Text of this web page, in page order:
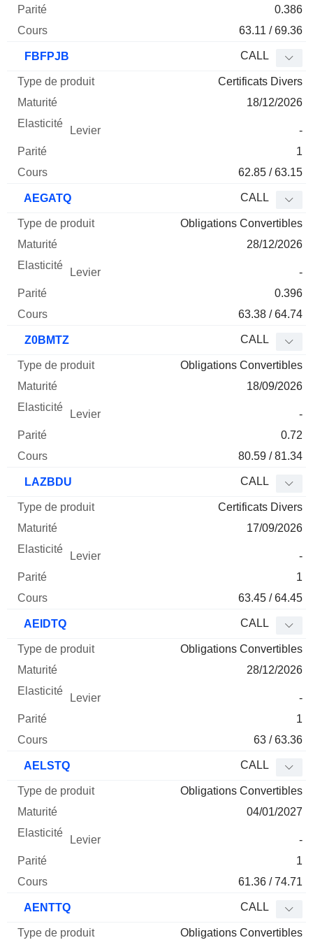
0.386
63.11 / 69.36
FBFPJB CALL
Certificats Divers
18/12/2026
-
1
62.85 / 63.15
AEGATQ CALL
Obligations Convertibles
28/12/2026
-
0.396
63.38 / 64.74
Z0BMTZ CALL
Obligations Convertibles
18/09/2026
-
0.72
80.59 / 81.34
LAZBDU CALL
Certificats Divers
17/09/2026
-
1
63.45 / 64.45
AEIDTQ CALL
Obligations Convertibles
28/12/2026
-
1
63 / 63.36
AELSTQ CALL
Obligations Convertibles
04/01/2027
-
1
61.36 / 74.71
AENTTQ CALL
Obligations Convertibles